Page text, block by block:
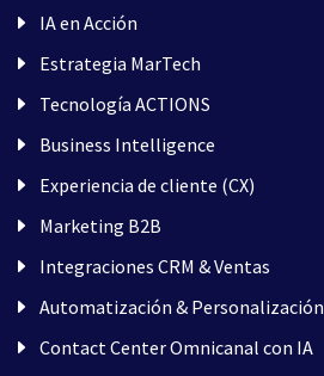
IA en Acción
Estrategia MarTech
Tecnología ACTIONS
Business Intelligence
Experiencia de cliente (CX)
Marketing B2B
Integraciones CRM & Ventas
Automatización & Personalización
Contact Center Omnicanal con IA